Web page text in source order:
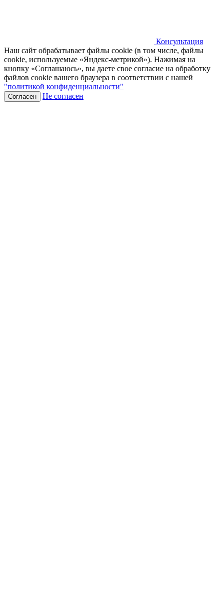
Консультация
Наш сайт обрабатывает файлы cookie (в том числе, файлы
cookie, используемые «Яндекс-метрикой»). Нажимая на
кнопку «Соглашаюсь», вы даете свое согласие на обработку
файлов cookie вашего браузера в соответствии с нашей
"политикой конфиденциальности"
Согласен Не согласен